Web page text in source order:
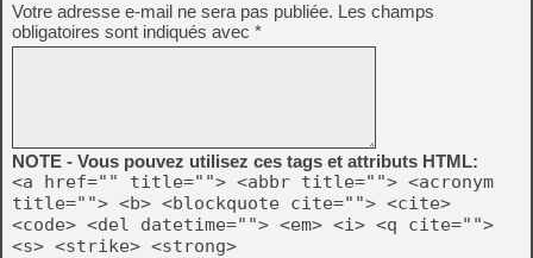
Votre adresse e-mail ne sera pas publiée. Les champs
obligatoires sont indiqués avec *
NOTE - Vous pouvez utilisez ces tags et attributs HTML:
<a href="" title=""> <abbr title=""> <acronym
title=""> <b> <blockquote cite=""> <cite>
<code> <del datetime=""> <em> <i> <q cite="">
<s> <strike> <strong>